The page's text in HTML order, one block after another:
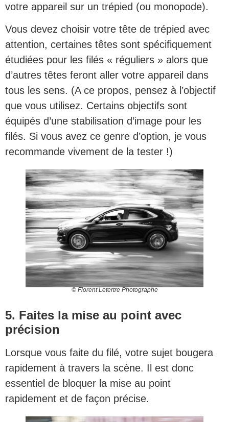
votre appareil sur un trépied (ou monopode).
Vous devez choisir votre tête de trépied avec
attention, certaines têtes sont spécifiquement
étudiées pour les filés « réguliers » alors que
d’autres têtes feront aller votre appareil dans
tous les sens. (A ce propos, pensez à l’objectif
que vous utilisez. Certains objectifs sont
équipés d’une stabilisation d’image pour les
filés. Si vous avez ce genre d’option, je vous
recommande vivement de la tester !)
© Florent Letertre Photographe
5. Faites la mise au point avec
précision
Lorsque vous faite du filé, votre sujet bougera
rapidement à travers la scène. Il est donc
essentiel de bloquer la mise au point
rapidement et de façon précise.